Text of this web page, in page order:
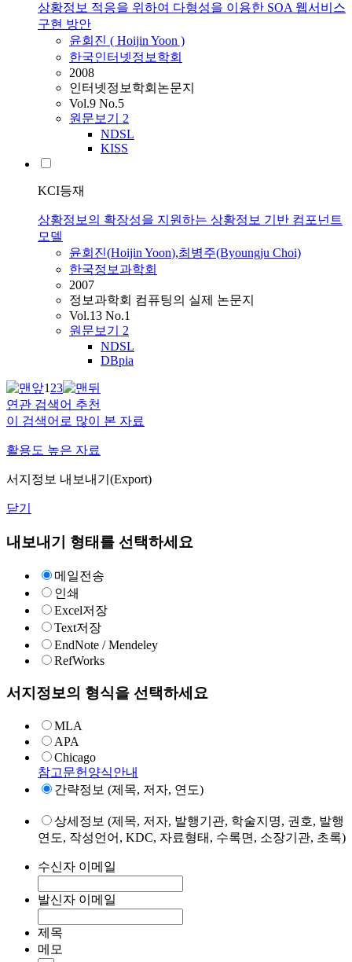
상황정보 적응을 위하여 다형성을 이용한 SOA 웹서비스
구현 방안
윤회진 ( HoijinYoon )
한국인터넷정보학회
2008
인터넷정보학회논문지
Vol.9 No.5
원문보기 2
NDSL
KISS
KCI등재
상황정보의 확장성을 지원하는 상황정보 기반 컴포넌트
모델
윤회진(HoijinYoon),최병주(Byoungju Choi)
한국정보과학회
2007
정보과학회 컴퓨팅의 실제 논문지
Vol.13 No.1
원문보기 2
NDSL
DBpia
123
연관 검색어 추천
이 검색어로 많이 본 자료
활용도 높은 자료
서지정보 내보내기(Export)
닫기
내보내기 형태를 선택하세요
메일전송
인쇄
Excel저장
Text저장
EndNote / Mendeley
RefWorks
서지정보의 형식을 선택하세요
MLA
APA
Chicago
참고문헌양식안내
간략정보 (제목, 저자, 연도)
상세정보 (제목, 저자, 발행기관, 학술지명, 권호, 발행
연도, 작성언어, KDC, 자료형태, 수록면, 소장기관, 초록)
수신자 이메일
발신자 이메일
제목
메모